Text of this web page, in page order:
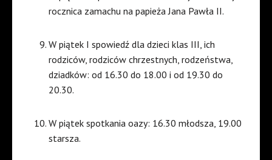
rocznica zamachu na papieża Jana Pawła II.
W piątek I spowiedź dla dzieci klas III, ich
rodziców, rodziców chrzestnych, rodzeństwa,
dziadków: od 16.30 do 18.00 i od 19.30 do
20.30.
W piątek spotkania oazy: 16.30 młodsza, 19.00
starsza.